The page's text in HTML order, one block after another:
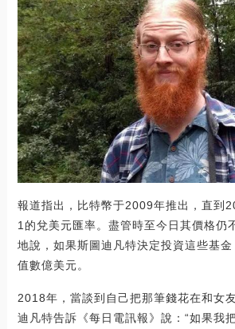
報道指出，比特幣于2009年推出，直到
1的兌美元匯率。盡管時至今日其價格仍
地說，如果斯圖迪凡特決定投資這些基
值數億美元。
2018年，當談到自己把那筆錢花在和女
迪凡特告訴《每日電訊報》說：“如果我